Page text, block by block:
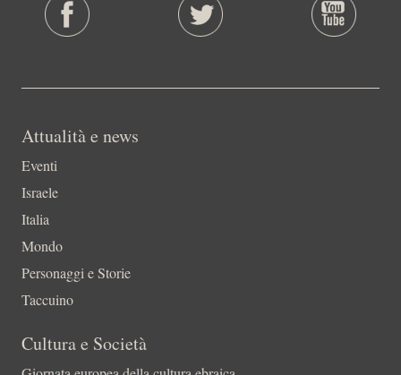
Attualità e news
Eventi
Israele
Italia
Mondo
Personaggi e Storie
Taccuino
Cultura e Società